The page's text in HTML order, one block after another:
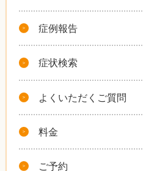
症例報告
症状検索
よくいただくご質問
料金
ご予約